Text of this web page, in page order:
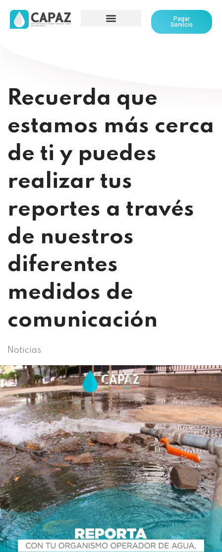
Pagar
Servicio
Recuerda que
estamos más cerca
de ti y puedes
realizar tus
reportes a través
de nuestros
diferentes
medidos de
comunicación
Noticias